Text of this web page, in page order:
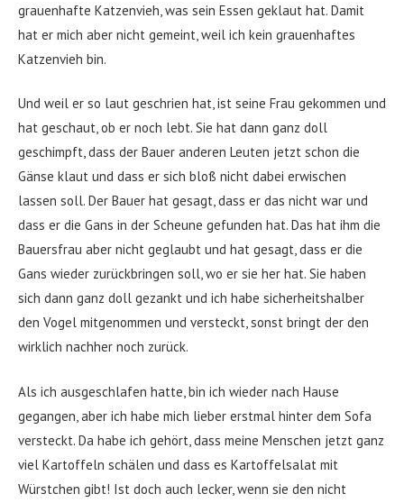
grauenhafte Katzenvieh, was sein Essen geklaut hat. Damit
hat er mich aber nicht gemeint, weil ich kein grauenhaftes
Katzenvieh bin.
Und weil er so laut geschrien hat, ist seine Frau gekommen und
hat geschaut, ob er noch lebt. Sie hat dann ganz doll
geschimpft, dass der Bauer anderen Leuten jetzt schon die
Gänse klaut und dass er sich bloß nicht dabei erwischen
lassen soll. Der Bauer hat gesagt, dass er das nicht war und
dass er die Gans in der Scheune gefunden hat. Das hat ihm die
Bauersfrau aber nicht geglaubt und hat gesagt, dass er die
Gans wieder zurückbringen soll, wo er sie her hat. Sie haben
sich dann ganz doll gezankt und ich habe sicherheitshalber
den Vogel mitgenommen und versteckt, sonst bringt der den
wirklich nachher noch zurück.
Als ich ausgeschlafen hatte, bin ich wieder nach Hause
gegangen, aber ich habe mich lieber erstmal hinter dem Sofa
versteckt. Da habe ich gehört, dass meine Menschen jetzt ganz
viel Kartoffeln schälen und dass es Kartoffelsalat mit
Würstchen gibt! Ist doch auch lecker, wenn sie den nicht